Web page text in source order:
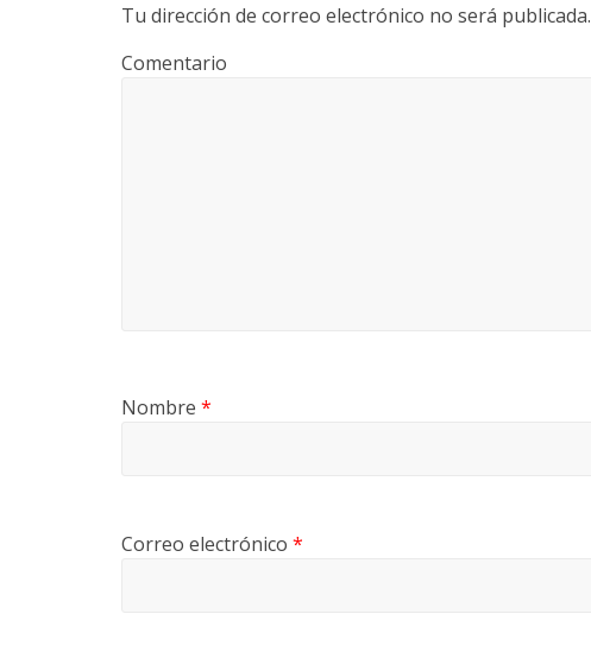
Tu dirección de correo electrónico no será publicada.
Comentario
Nombre *
Correo electrónico *